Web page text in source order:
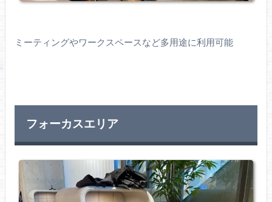
ミーティングやワークスペースなど多用途に利用可能
フォーカスエリア